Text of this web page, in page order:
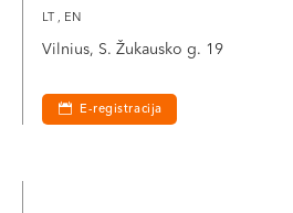
LT , EN
Vilnius, S. Žukausko g. 19
E-registracija